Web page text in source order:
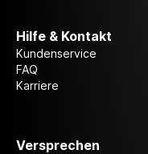
Hilfe & Kontakt
Kundenservice
FAQ
Karriere
Versprechen